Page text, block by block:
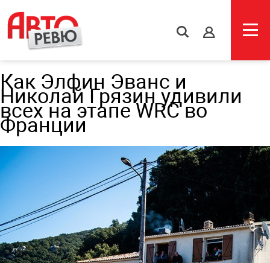
s
Как Элфин Эванс и
Николай Грязин удивили
всех на этапе WRC во
Франции